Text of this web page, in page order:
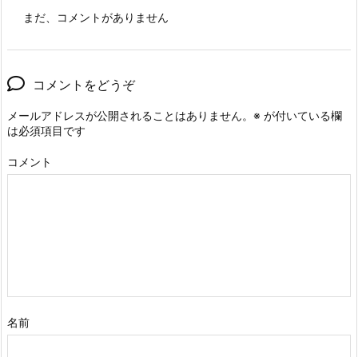
まだ、コメントがありません
コメントをどうぞ
メールアドレスが公開されることはありません。 ※ が付いている欄
は必須項目です
コメント
名前